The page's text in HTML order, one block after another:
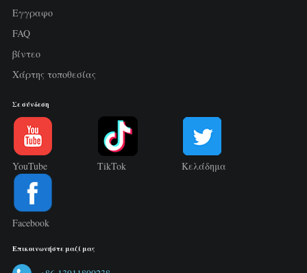
Εγγραφο
FAQ
βίντεο
Χάρτης τοποθεσίας
Σε σύνδεση
YouTube TikTok Κελάδημα
Facebook
Επικοινωνήστε μαζί μας